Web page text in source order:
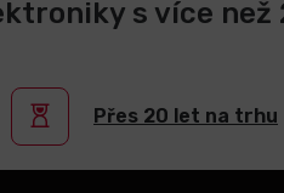
s více
Přes 20 let na trhu